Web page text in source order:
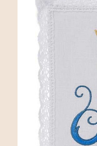
AREA RISERVATA